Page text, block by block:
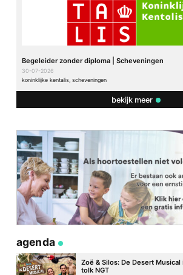
Begeleider zonder diploma | Scheveningen
30-07-2026
koninklijke kentalis, scheveningen
bekijk meer
agenda
Zoë & Silos: De Desert Musical
tolk NGT